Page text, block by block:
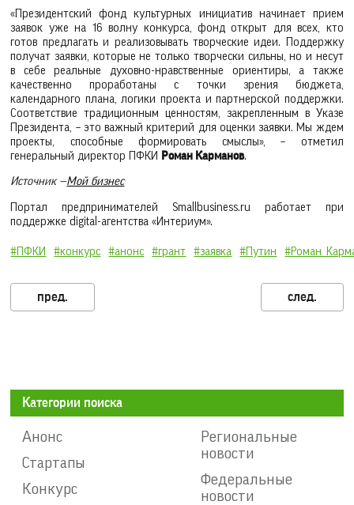
«Президентский фонд культурных инициатив начинает прием
заявок уже на 16 волну конкурса, фонд открыт для всех, кто
готов предлагать и реализовывать творческие идеи. Поддержку
получат заявки, которые не только творчески сильны, но и несут
в себе реальные духовно-нравственные ориентиры, а также
качественно проработаны с точки зрения бюджета,
календарного плана, логики проекта и партнерской поддержки.
Соответствие традиционным ценностям, закрепленным в Указе
Президента, – это важный критерий для оценки заявки. Мы ждем
проекты, способные формировать смыслы», – отметил
генеральный директор ПФКИ Роман Карманов.
Источник —Мой бизнес
Портал предпринимателей Smallbusiness.ru работает при
поддержке digital-агентства «Интериум».
#ПФКИ #конкурс #анонс #грант #заявка #Путин
Категории поиска
Анонс
Стартапы
Конкурс
Региональные
новости
Федеральные
новости